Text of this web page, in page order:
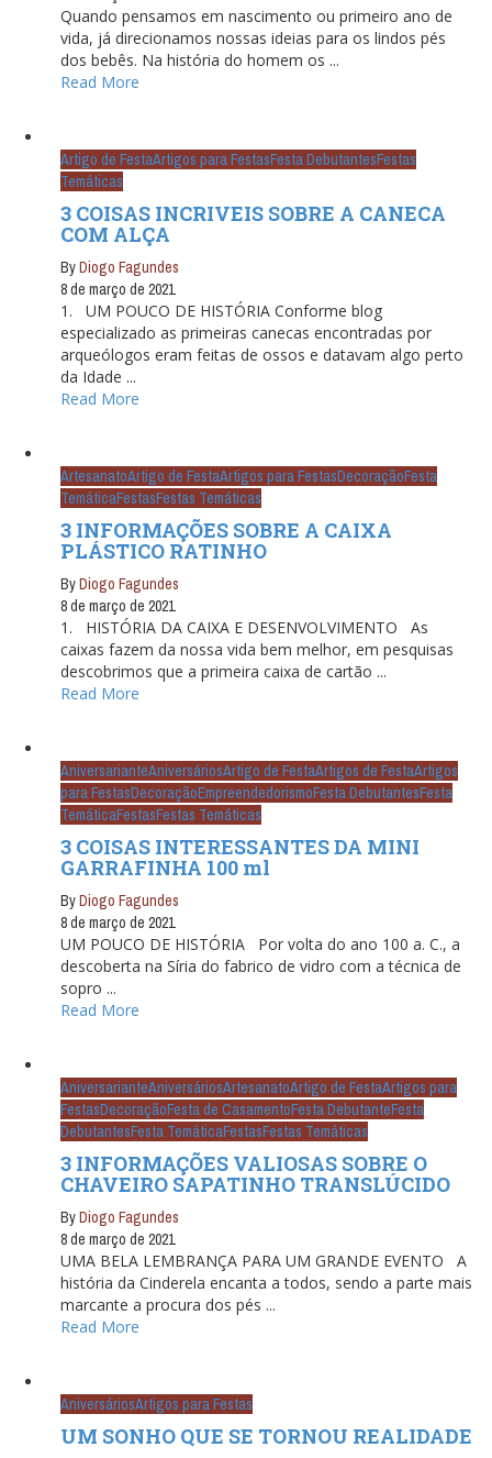
Quando pensamos em nascimento ou primeiro ano de
vida, já direcionamos nossas ideias para os lindos pés
dos bebês. Na história do homem os ...
Read More
Artigo de FestaArtigos para FestasFesta DebutantesFestas
Temáticas
3 COISAS INCRIVEIS SOBRE A CANECA
COM ALÇA
ByDiogo Fagundes
8 de março de 2021
1. UM POUCO DE HISTÓRIA Conforme blog
especializado as primeiras canecas encontradas por
arqueólogos eram feitas de ossos e datavam algo perto
da Idade ...
Read More
ArtesanatoArtigo de FestaArtigos para FestasDecoraçãoFesta
TemáticaFestasFestas Temáticas
3 INFORMAÇÕES SOBRE A CAIXA
PLÁSTICO RATINHO
ByDiogo Fagundes
8 de março de 2021
1. HISTÓRIA DA CAIXA E DESENVOLVIMENTO As
caixas fazem da nossa vida bem melhor, em pesquisas
descobrimos que a primeira caixa de cartão ...
Read More
AniversarianteAniversáriosArtigo de FestaArtigos de FestaArtigos
para FestasDecoraçãoEmpreendedorismoFesta DebutantesFesta
TemáticaFestasFestas Temáticas
3 COISAS INTERESSANTES DA MINI
GARRAFINHA 100 ml
ByDiogo Fagundes
8 de março de 2021
UM POUCO DE HISTÓRIA Por volta do ano 100 a. C., a
descoberta na Síria do fabrico de vidro com a técnica de
sopro ...
Read More
AniversarianteAniversáriosArtesanatoArtigo de FestaArtigos para
FestasDecoraçãoFesta de CasamentoFesta DebutanteFesta
DebutantesFesta TemáticaFestasFestas Temáticas
3 INFORMAÇÕES VALIOSAS SOBRE O
CHAVEIRO SAPATINHO TRANSLÚCIDO
ByDiogo Fagundes
8 de março de 2021
UMA BELA LEMBRANÇA PARA UM GRANDE EVENTO A
história da Cinderela encanta a todos, sendo a parte mais
marcante a procura dos pés ...
Read More
AniversáriosArtigos para Festas
UM SONHO QUE SE TORNOU REALIDADE